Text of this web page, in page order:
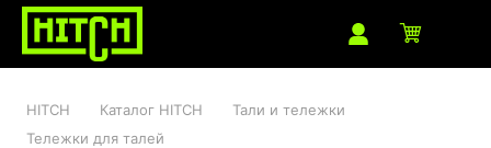
HITCH Каталог HITCH
Тали и тележки
Тележки для талей